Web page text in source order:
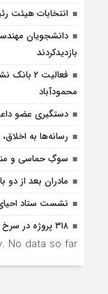
انتخابات هیئت
دانشجویان
بازديدكردند
محمودآباد
دستگیری عضو
رسانه‌ها به
سوگِ حماسی و
مادران بعد از دو
نشست ستاد
۳۱۸ پروژه در سرخ رود اجرا شد/ اعتبار ۱۰۰۰ میلیاردی شهری
No data so far.